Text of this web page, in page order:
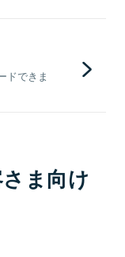
ドできま
ま向け